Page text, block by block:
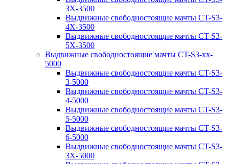
3X-3500
Выдвижные свободностоящие мачты CT-S3-
4X-3500
Выдвижные свободностоящие мачты CT-S3-
5X-3500
Выдвижные свободностоящие мачты CT-S3-xx-
5000
Выдвижные свободностоящие мачты CT-S3-
3-5000
Выдвижные свободностоящие мачты CT-S3-
4-5000
Выдвижные свободностоящие мачты CT-S3-
5-5000
Выдвижные свободностоящие мачты CT-S3-
6-5000
Выдвижные свободностоящие мачты CT-S3-
3X-5000